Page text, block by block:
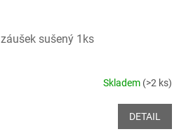
sušený 1ks
Skladem (>2 ks)
DETAIL